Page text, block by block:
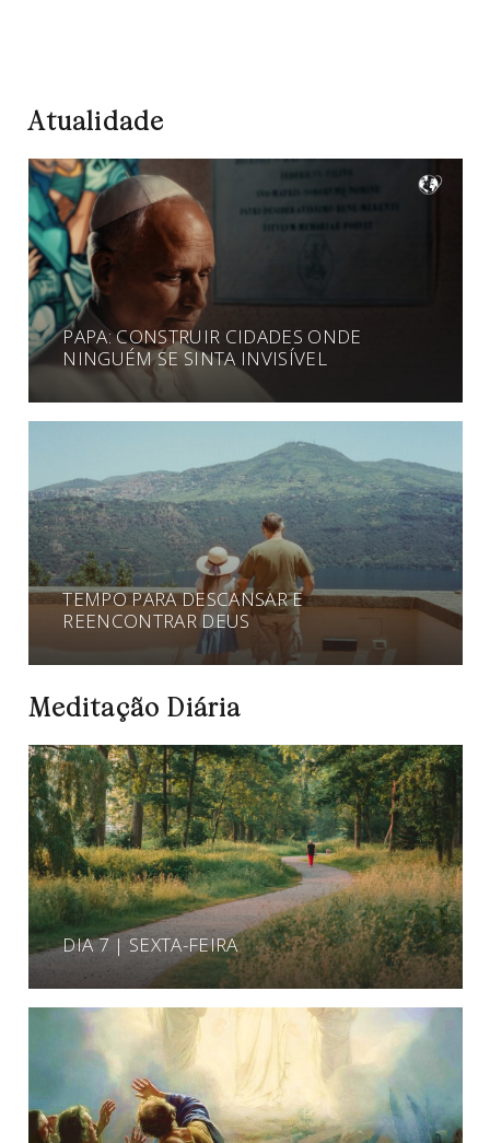
Atualidade
PAPA: CONSTRUIR CIDADES ONDE
NINGUÉM SE SINTA INVISÍVEL
TEMPO PARA DESCANSAR E
REENCONTRAR DEUS
Meditação Diária
DIA 7 | SEXTA-FEIRA